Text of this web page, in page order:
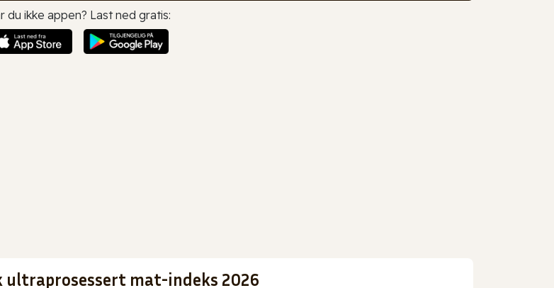
du ikke appen? Last ned gratis:
ultraprosessert mat-indeks 2026